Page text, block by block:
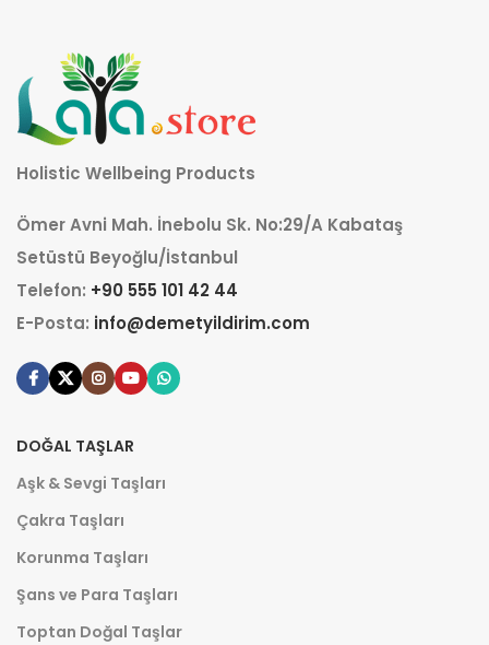
Holistic Wellbeing Products
Ömer Avni Mah. İnebolu Sk. No:29/A Kabataş
Setüstü Beyoğlu/İstanbul
Telefon: +90 555 101 42 44
E-Posta: info@demetyildirim.com
DOĞAL TAŞLAR
Aşk & Sevgi Taşları
Çakra Taşları
Korunma Taşları
Şans ve Para Taşları
Toptan Doğal Taşlar